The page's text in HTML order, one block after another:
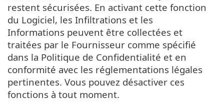
restent sécurisées. En activant cette fonction
du Logiciel, les Infiltrations et les
Informations peuvent être collectées et
traitées par le Fournisseur comme spécifié
dans la Politique de Confidentialité et en
conformité avec les réglementations légales
pertinentes. Vous pouvez désactiver ces
fonctions à tout moment.